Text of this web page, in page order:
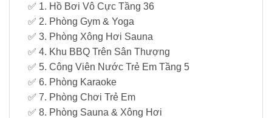
✅ 1. Hồ Bơi Vô Cực Tầng 36
✅ 2. Phòng Gym & Yoga
✅ 3. Phòng Xông Hơi Sauna
✅ 4. Khu BBQ Trên Sân Thượng
✅ 5. Công Viên Nước Trẻ Em Tầng 5
✅ 6. Phòng Karaoke
✅ 7. Phòng Chơi Trẻ Em
✅ 8. Phòng Sauna & Xông Hơi